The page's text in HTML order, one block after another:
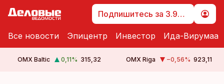
Подпишитесь за 3.99 €
Все новости Эпицентр Инвестор Ида-Вирумаа
OMX Baltic 0,11% 315,32 OMX Riga −0,56% 923,11